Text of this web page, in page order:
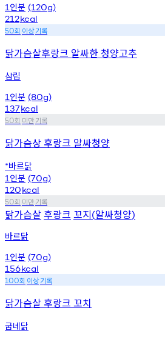
1 인분 (120g)
212kcal
50회 이상기록
닭가슴살후랑크 알싸한 청양고추
삼립
1 인분 (80g)
137kcal
50회 미만기록
닭가슴상 후랑크 알싸청양
*바르닭
1 인분 (70g)
120kcal
50회 미만기록
닭가슴살 후랑크 꼬지(알싸청양)
바르닭
1 인분 (70g)
156kcal
100회 이상기록
닭가슴살 후랑크 꼬치
굽네닭